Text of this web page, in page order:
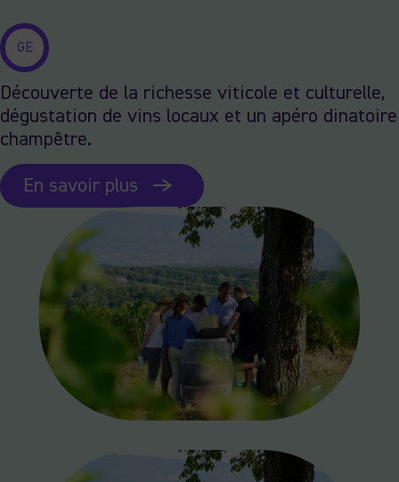
GE
Découverte de la richesse viticole et culturelle,
dégustation de vins locaux et un apéro dinatoire
champêtre.
En savoir plus